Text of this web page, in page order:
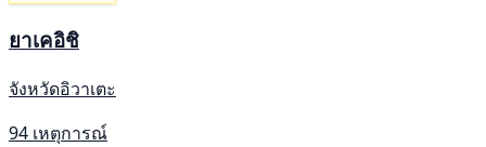
ยาเคอิชิ
จังหวัดอิวาเตะ
94 เหตุการณ์